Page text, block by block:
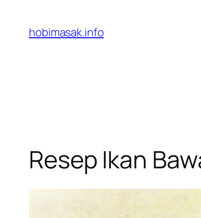
content
hobimasak.info
Resep Ikan